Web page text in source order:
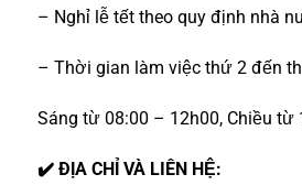
– Nghỉ lễ tết theo quy định nhà
– Thời gian làm việc thứ 2 đến
Sáng từ 08:00 – 12h00, Chiều từ
✔️ ĐỊA CHỈ VÀ LIÊN HỆ: